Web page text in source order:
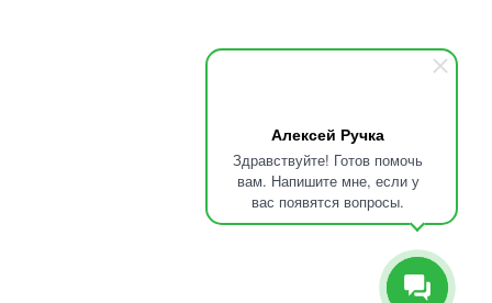
Алексей Ручка
Здравствуйте! Готов помочь
вам. Напишите мне, если у
вас появятся вопросы.